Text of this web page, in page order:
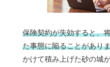
保険契約が失効すると、
た事態に陥ることがあり
かけて積み上げた砂の城